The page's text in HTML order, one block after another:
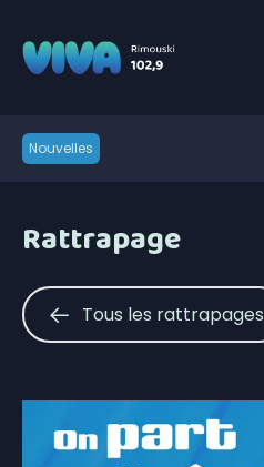
Nouvelles
Rattrapage
Tous les rattrapages